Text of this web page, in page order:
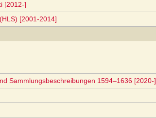
[2012-]
[2001-2014]
Sammlungsbeschreibungen 1594–1636 [2020-]